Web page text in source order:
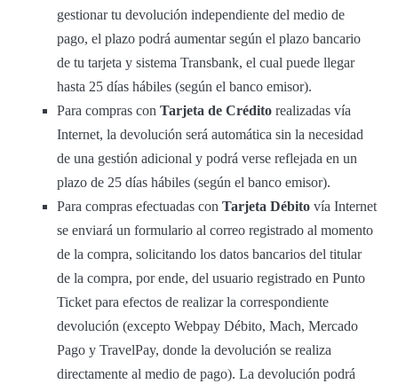
gestionar tu devolución independiente del medio de
pago, el plazo podrá aumentar según el plazo bancario
de tu tarjeta y sistema Transbank, el cual puede llegar
hasta 25 días hábiles (según el banco emisor).
Para compras con Tarjeta de Crédito realizadas vía
Internet, la devolución será automática sin la necesidad
de una gestión adicional y podrá verse reflejada en un
plazo de 25 días hábiles (según el banco emisor).
Para compras efectuadas con Tarjeta Débito vía Internet
se enviará un formulario al correo registrado al momento
de la compra, solicitando los datos bancarios del titular
de la compra, por ende, del usuario registrado en Punto
Ticket para efectos de realizar la correspondiente
devolución (excepto Webpay Débito, Mach, Mercado
Pago y TravelPay, donde la devolución se realiza
directamente al medio de pago). La devolución podrá